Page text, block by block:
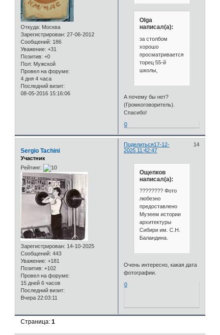
Откуда: Москва
Зарегистрирован: 27-06-2012
Сообщений: 186
Уважение: +31
Позитив: +0
Пол: Мужской
Провел на форуме:
4 дня 4 часа
Последний визит:
08-05-2016 15:16:06
Olga
написал(а):
за столбом
хорошо
просматривается
торец 55-й
школы,
А почему бы нет?
(Громкоговоритель).
Спасибо!
0
Поделиться 14
17-12-
2025 11:42:47
Sergio Tachini
Участник
Рейтинг:
Зарегистрирован: 14-10-2025
Сообщений: 443
Уважение: +181
Позитив: +102
Провел на форуме:
15 дней 6 часов
Последний визит:
Вчера 22:03:11
Ощепков
написал(а):
???????? Фото
любезно
предоставлено
Музеем истории
архитектуры
Сибири им. С.Н.
Баландина.
Очень интересно, какая дата
фотографии.
0
Страница:1